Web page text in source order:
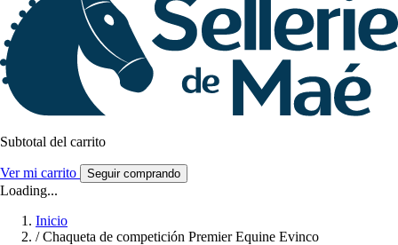
Subtotal del carrito
Ver mi carrito Seguir comprando
Loading...
Inicio
/ Chaqueta de competición Premier Equine Evinco